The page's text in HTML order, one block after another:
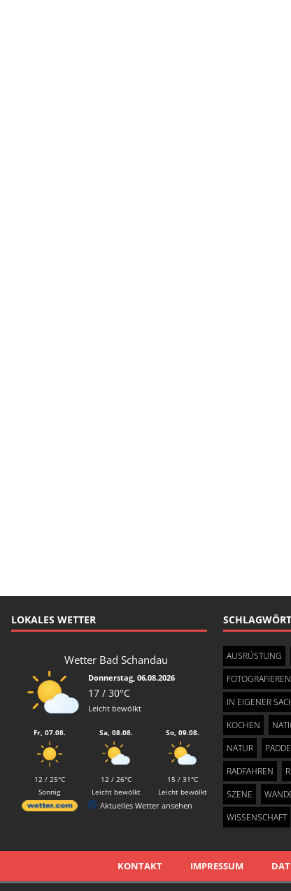
LOKALES WETTER
Wetter Bad Schandau
Donnerstag, 06.08.2026
17 / 30°C
Leicht bewölkt
Fr, 07.08.
12 / 25°C
Sonnig
Sa, 08.08.
12 / 26°C
Leicht bewölkt
So, 09.08.
15 / 31°C
Leicht bewölkt
Aktuelles Wetter ansehen
AUSRÜSTUNG
FOTOGRAFIEREN
IN EIGENER
KOCHEN
NATUR
RADFAHREN
SZENE
WISSENSCHAFT
KONTAKT IMPRESSUM